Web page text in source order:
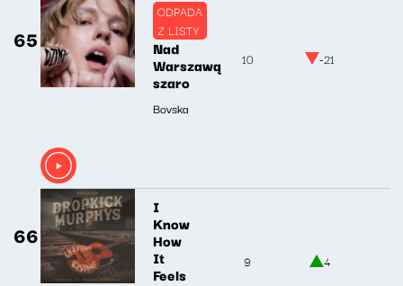
65
ODPADA
Z LISTY
Nad
Warszawą
szaro
Bovska
10 -21
66
I
Know
How
It
Feels
9 4